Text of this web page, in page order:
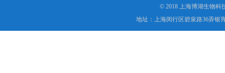
© 2018 上海博湖生物科
地址：上海闵行区碧泉路36弄银